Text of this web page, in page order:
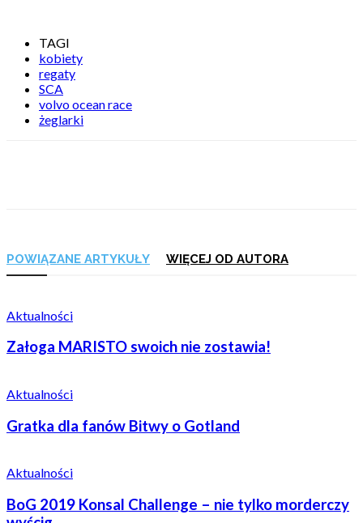
TAGI
kobiety
regaty
SCA
volvo ocean race
żeglarki
POWIĄZANE ARTYKUŁY WIĘCEJ OD AUTORA
Aktualności
Załoga MARISTO swoich nie zostawia!
Aktualności
Gratka dla fanów Bitwy o Gotland
Aktualności
BoG 2019 Konsal Challenge – nie tylko morderczy